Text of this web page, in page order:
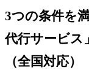
3つの条件を
代行サービス
（全国対応）